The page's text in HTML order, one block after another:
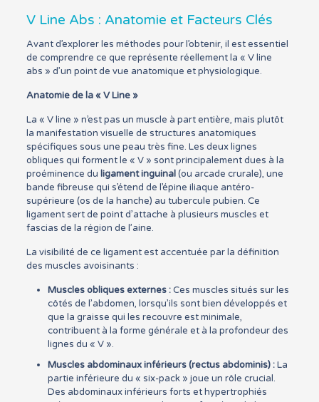
V Line Abs : Anatomie et Facteurs Clés
Avant d’explorer les méthodes pour l’obtenir, il est essentiel
de comprendre ce que représente réellement la « V line
abs » d’un point de vue anatomique et physiologique.
Anatomie de la « V Line »
La « V line » n’est pas un muscle à part entière, mais plutôt
la manifestation visuelle de structures anatomiques
spécifiques sous une peau très fine. Les deux lignes
obliques qui forment le « V » sont principalement dues à la
proéminence du ligament inguinal(ou arcade crurale), une
bande fibreuse qui s’étend de l’épine iliaque antéro-
supérieure (os de la hanche) au tubercule pubien. Ce
ligament sert de point d’attache à plusieurs muscles et
fascias de la région de l’aine.
La visibilité de ce ligament est accentuée par la définition
des muscles avoisinants :
Muscles obliques externes :Ces muscles situés sur les
côtés de l’abdomen, lorsqu’ils sont bien développés et
que la graisse qui les recouvre est minimale,
contribuent à la forme générale et à la profondeur des
lignes du « V ».
Muscles abdominaux inférieurs (rectus abdominis) :La
partie inférieure du « six-pack » joue un rôle crucial.
Des abdominaux inférieurs forts et hypertrophiés